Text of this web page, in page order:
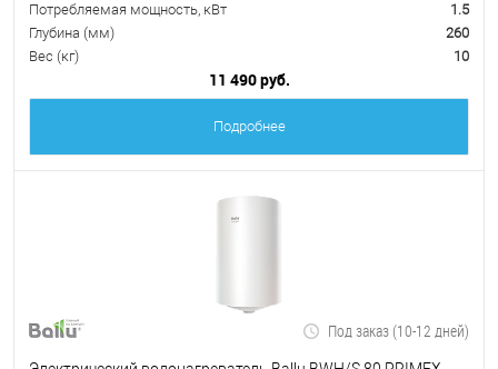
Потребляемая мощность, кВт
1.5
Глубина (мм)
260
Вес (кг)
10
11 490 руб.
Подробнее
Под заказ (10-12 дней)